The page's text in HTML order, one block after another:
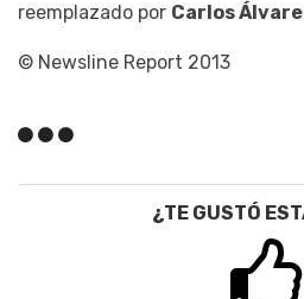
reemplazado por Carlos
© Newsline Report 2013
¿TE GUSTÓ